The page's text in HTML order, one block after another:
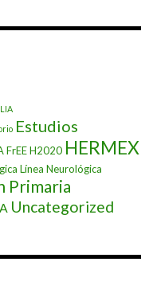
Estudios
FrEEH2020 HERMEX
Línea Neurológica
Primaria
Uncategorized